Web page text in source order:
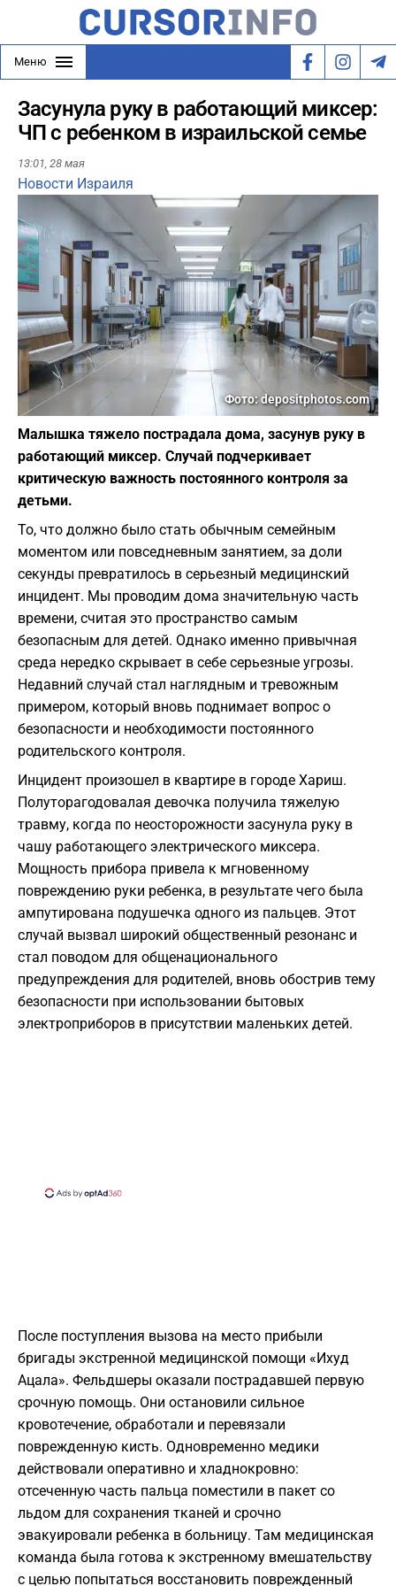
Меню
Засунула руку в работающий миксер:
ЧП с ребенком в израильской семье
13:01, 28 мая
Новости Израиля
Фото: depositphotos.com
Малышка тяжело пострадала дома, засунув руку в
работающий миксер. Случай подчеркивает
критическую важность постоянного контроля за
детьми.
То, что должно было стать обычным семейным
моментом или повседневным занятием, за доли
секунды превратилось в серьезный медицинский
инцидент. Мы проводим дома значительную часть
времени, считая это пространство самым
безопасным для детей. Однако именно привычная
среда нередко скрывает в себе серьезные угрозы.
Недавний случай стал наглядным и тревожным
примером, который вновь поднимает вопрос о
безопасности и необходимости постоянного
родительского контроля.
Инцидент произошел в квартире в городе Хариш.
Полуторагодовалая девочка получила тяжелую
травму, когда по неосторожности засунула руку в
чашу работающего электрического миксера.
Мощность прибора привела к мгновенному
повреждению руки ребенка, в результате чего была
ампутирована подушечка одного из пальцев. Этот
случай вызвал широкий общественный резонанс и
стал поводом для общенационального
предупреждения для родителей, вновь обострив тему
безопасности при использовании бытовых
электроприборов в присутствии маленьких детей.
После поступления вызова на место прибыли
бригады экстренной медицинской помощи «Ихуд
Ацала». Фельдшеры оказали пострадавшей первую
срочную помощь. Они остановили сильное
кровотечение, обработали и перевязали
поврежденную кисть. Одновременно медики
действовали оперативно и хладнокровно:
отсеченную часть пальца поместили в пакет со
льдом для сохранения тканей и срочно
эвакуировали ребенка в больницу. Там медицинская
команда была готова к экстренному вмешательству
с целью попытаться восстановить поврежденный